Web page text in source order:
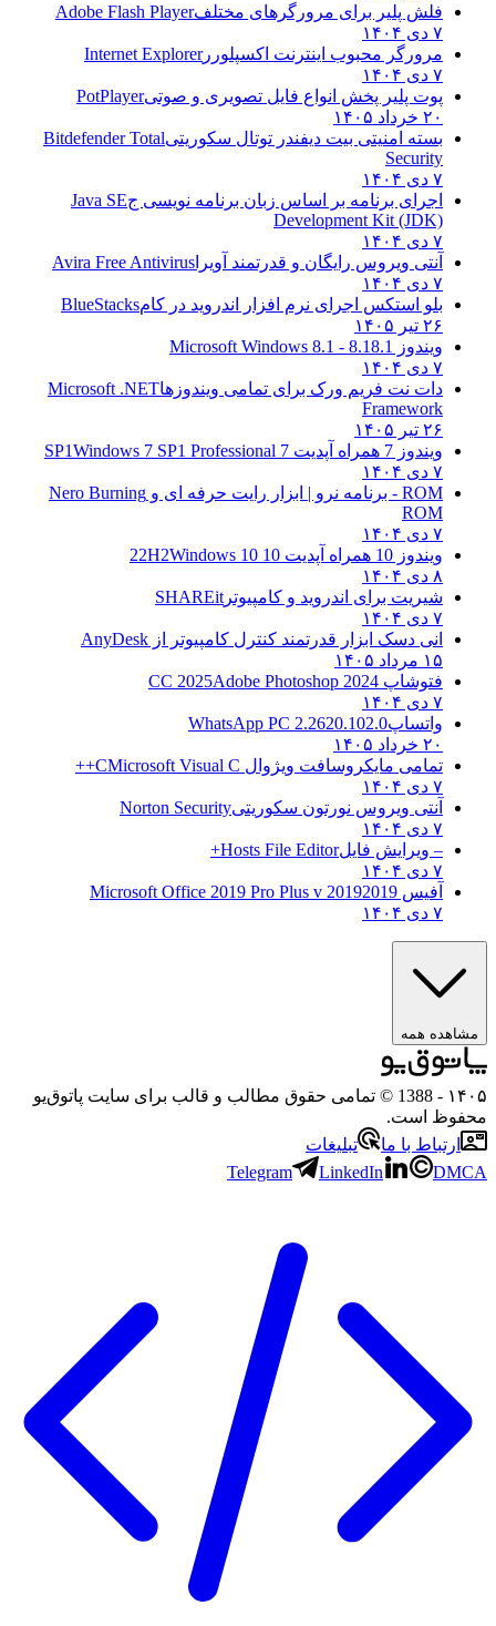
فلش پلیر برای مرورگرهای مختلفAdobe Flash Player
۷ دی ۱۴۰۴
مرورگر محبوب اینترنت اکسپلوررInternet Explorer
۷ دی ۱۴۰۴
پوت پلیر پخش انواع فایل تصویری و صوتیPotPlayer
۲۰ خرداد ۱۴۰۵
بسته امنیتی بیت دیفندر توتال سکوریتیBitdefender Total
Security
۷ دی ۱۴۰۴
اجرای برنامه بر اساس زبان برنامه نویسی جJava SE
Development Kit (JDK)
۷ دی ۱۴۰۴
آنتی ویروس رایگان و قدرتمند آویرا Avira Free Antivirus
۷ دی ۱۴۰۴
بلو استکس اجرای نرم افزار اندروید در کامBlueStacks
۲۶ تیر ۱۴۰۵
ویندوز 8.1
8.1 - Microsoft Windows 8.1
۷ دی ۱۴۰۴
دات نت فریم ورک برای تمامی ویندوزهاMicrosoft .NET
Framework
۲۶ تیر ۱۴۰۵
ویندوز 7 همراه آپدیت 7 SP1
Windows 7 SP1 Professional
۷ دی ۱۴۰۴
ROM - برنامه نرو | ابزار رایت حرفه ای و
Nero Burning
ROM
۷ دی ۱۴۰۴
ویندوز 10 همراه آپدیت 10 22H2
Windows 10
۸ دی ۱۴۰۴
شیریت برای اندروید و کامپیوتر SHAREit
۷ دی ۱۴۰۴
انی دسک ابزار قدرتمند کنترل کامپیوتر از AnyDesk
۱۵ مرداد ۱۴۰۵
فتوشاپ CC 2025 Adobe Photoshop 2024
۷ دی ۱۴۰۴
واتساپWhatsApp PC 2.2620.102.0
۲۰ خرداد ۱۴۰۵
تمامی مایکروسافت ویژوال C Microsoft Visual C++
۷ دی ۱۴۰۴
آنتی ویروس نورتون سکوریتیNorton Security
۷ دی ۱۴۰۴
– ویرایش فایلHosts File Editor+
۷ دی ۱۴۰۴
آفیس 2019 2019 Microsoft Office 2019 Pro Plus v
۷ دی ۱۴۰۴
مشاهده همه
۱۴۰۵
- 1388 © تمامی حقوق مطالب و قالب برای سایت پاتوق‌یو
محفوظ است.
ارتباط با ما
تبلیغات
Telegram
LinkedIn DMCA